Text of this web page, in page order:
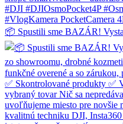
📦 Spustili sme BAZÁR!